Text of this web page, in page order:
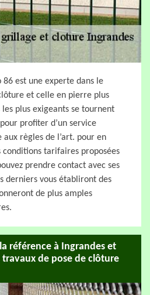
86 est une experte dans le
et celle en pierre plus
plus exigeants se tournent
profiter d’un service
règles de l’art. pour en
conditions tarifaires proposées
prendre contact avec ses
derniers vous établiront des
de plus amples
référence à Ingrandes et
de pose de clôture